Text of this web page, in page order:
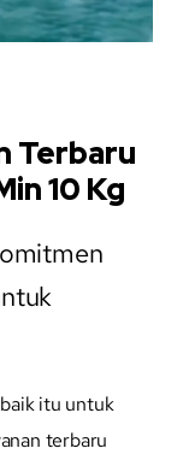
Terbaru
10 Kg
itu untuk
terbaru